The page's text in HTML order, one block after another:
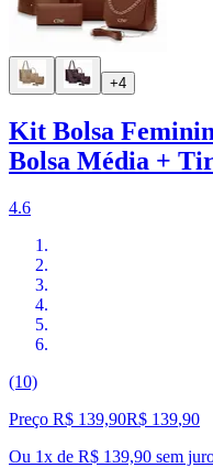
+4
Kit Bolsa
Bolsa Média +
4.6
(10)
Preço R$ 139,90R$ 139,90
Ou 1x de R$ 139,90 sem